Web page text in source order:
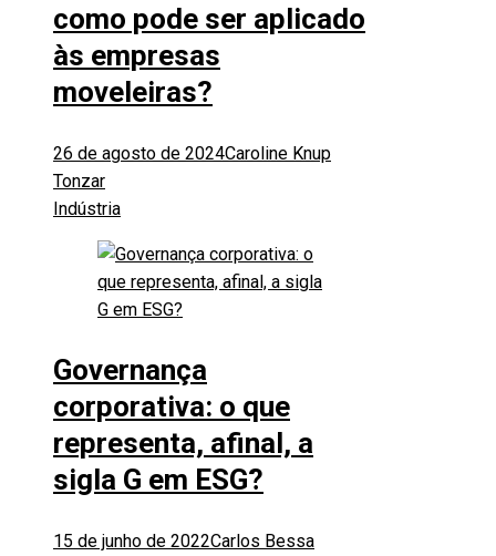
como pode ser aplicado
às empresas
moveleiras?
26 de agosto de 2024Caroline Knup
Tonzar
Indústria
Governança
corporativa: o que
representa, afinal, a
sigla G em ESG?
15 de junho de 2022Carlos Bessa